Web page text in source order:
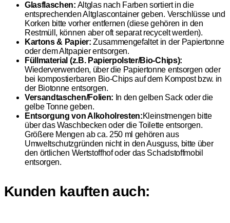
Glasflaschen: Altglas nach Farben sortiert in die
entsprechenden Altglascontainer geben. Verschlüsse und
Korken bitte vorher entfernen (diese gehören in den
Restmüll, können aber oft separat recycelt werden).
Kartons & Papier: Zusammengefaltet in der Papiertonne
oder dem Altpapier entsorgen.
Füllmaterial (z.B. Papierpolster/Bio-Chips):
Wiederverwenden, über die Papiertonne entsorgen oder
bei kompostierbaren Bio-Chips auf dem Kompost bzw. in
der Biotonne entsorgen.
Versandtaschen/Folien: In den gelben Sack oder die
gelbe Tonne geben.
Entsorgung von Alkoholresten:Kleinstmengen bitte
über das Waschbecken oder die Toilette entsorgen.
Größere Mengen ab ca. 250 ml gehören aus
Umweltschutzgründen nicht in den Ausguss, bitte über
den örtlichen Wertstoffhof oder das Schadstoffmobil
entsorgen.
Kunden kauften auch: